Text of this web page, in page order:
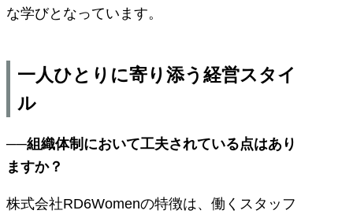
な学びとなっています。
一人ひとりに寄り添う経営スタイ
ル
──組織体制において工夫されている点はあり
ますか？
株式会社RD6Womenの特徴は、働くスタッフ